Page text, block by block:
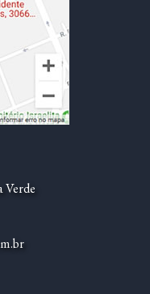
Verde